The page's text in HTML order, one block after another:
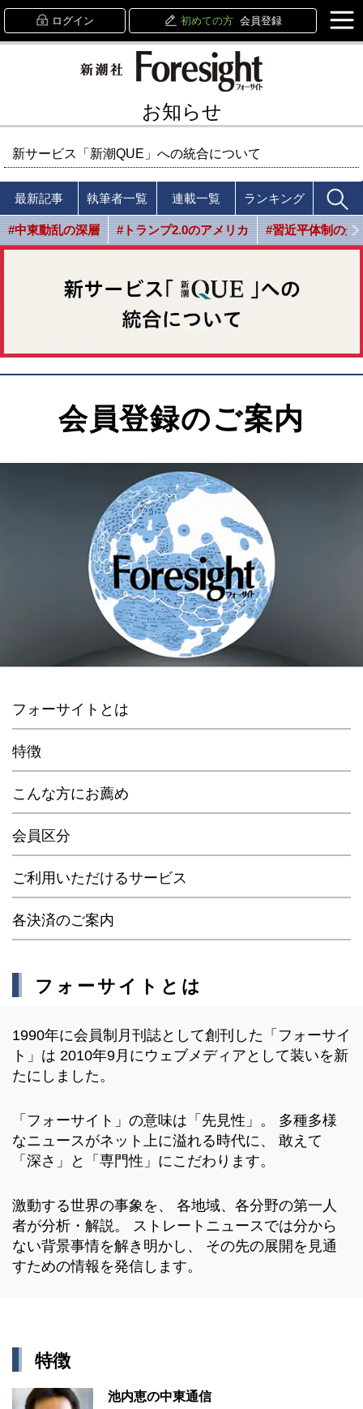
ログイン 初めての方 会員登録
お知らせ
新サービス「新潮QUE」への統合について
最新記事 執筆者一覧 連載一覧 ランキング
#中東動乱の深層 #トランプ2.0のアメリカ #習近平体制の光
会員登録のご案内
フォーサイトとは
特徴
こんな方にお薦め
会員区分
ご利用いただけるサービス
各決済のご案内
フォーサイトとは
1990年に会員制月刊誌として創刊した「フォーサイ
ト」は 2010年9月にウェブメディアとして装いを新
たにしました。
「フォーサイト」の意味は「先見性」。 多種多様
なニュースがネット上に溢れる時代に、 敢えて
「深さ」と「専門性」にこだわります。
激動する世界の事象を、 各地域、各分野の第一人
者が分析・解説。 ストレートニュースでは分から
ない背景事情を解き明かし、 その先の展開を見通
すための情報を発信します。
特徴
池内恵の中東通信